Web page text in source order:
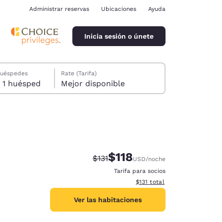
Administrar reservas Ubicaciones Ayuda
Inicia sesión o únete
1 habitación, 1 huésped
Rate (Tarifa)
Mejor disponible
Precio tachado:
$131Precio con descuento:
$118USD/noche
Tarifa para socios
Ver detalles del total
$131 total
Ver las habitaciones